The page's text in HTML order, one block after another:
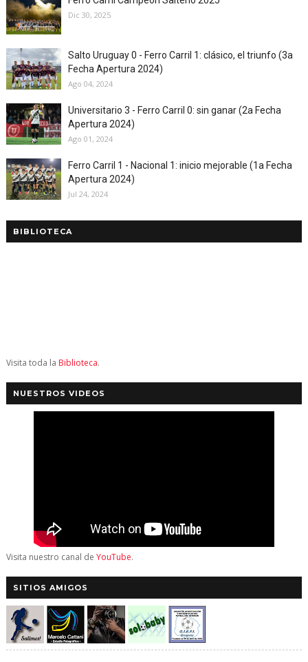
Dic 30, 2025
Salto Uruguay 0 - Ferro Carril 1: clásico, el triunfo (3a
Fecha Apertura 2024)
Ago 04, 2024
Universitario 3 - Ferro Carril 0: sin ganar (2a Fecha
Apertura 2024)
Ago 01, 2024
Ferro Carril 1 - Nacional 1: inicio mejorable (1a Fecha
Apertura 2024)
Jul 24, 2024
BIBLIOTECA
Visita toda la Biblioteca.
NUESTROS VIDEOS
Visita nuestro canal de YouTube.
SITIOS AMIGOS